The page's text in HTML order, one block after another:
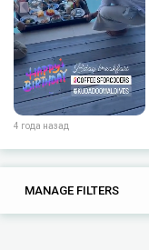
4 года назад
TAGS 0
MANAGE FILTERS